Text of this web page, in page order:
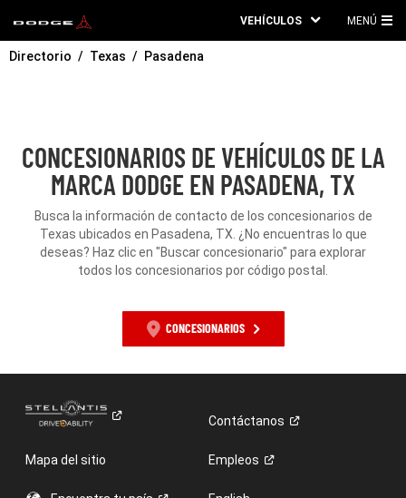
VEHÍCULOS MENÚ
Directorio Texas Pasadena
CONCESIONARIOS DE VEHÍCULOS DE LA
MARCA DODGE EN PASADENA, TX
Busca la información de contacto de los concesionarios de
Texas ubicados en Pasadena, TX. ¿No encuentras lo que
deseas? Haz clic en "Buscar concesionario" para explorar
todos los concesionarios por código postal.
CONCESIONARIOS
Contáctanos
Mapa del sitio Empleos